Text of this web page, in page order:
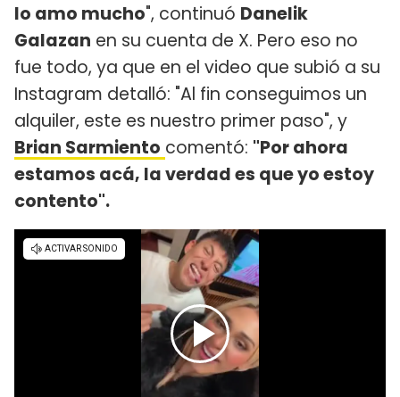
lo amo mucho", continuó Danelik
Galazan en su cuenta de X. Pero eso no
fue todo, ya que en el video que subió a su
Instagram detalló: "Al fin conseguimos un
alquiler, este es nuestro primer paso", y
Brian Sarmiento comentó: "Por ahora
estamos acá, la verdad es que yo estoy
contento".